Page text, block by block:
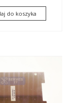
do koszyka